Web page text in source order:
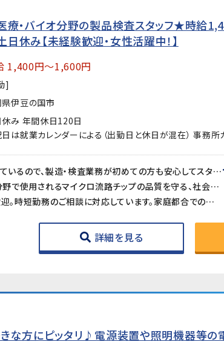
医療・バイオ分野の製品検査スタッフ★時給
休み【未経験歓迎・女性活躍中！】
1,400円～1,600円
]
伊豆の国市
み 年間休日120日
は就業カレンダーによる（出勤日と休日が混在） 事務所
《未経験歓迎・先輩が丁寧に教えます》教育研修制度が充実しているので、製造・検査業務が初めての方も安心してスタートできます。アットホームな職場で長く働きやすい環境です。
《医療・バイオ分野の製品に携われるやりがい》医療やバイオ分野で使用されるマイクロ流路チップの品質を守る、社会に貢献できるお仕事です。クリーンルームでの作業で清潔な環境が保たれています。
《時短勤務も相談可》家庭や育児との両立を考えている方も歓迎。時短勤務のご相談に対応しています。家庭都合での休みも取りやすい職場です。
詳細を見る
きな方にピッタリ♪電源装置や照明機器等の